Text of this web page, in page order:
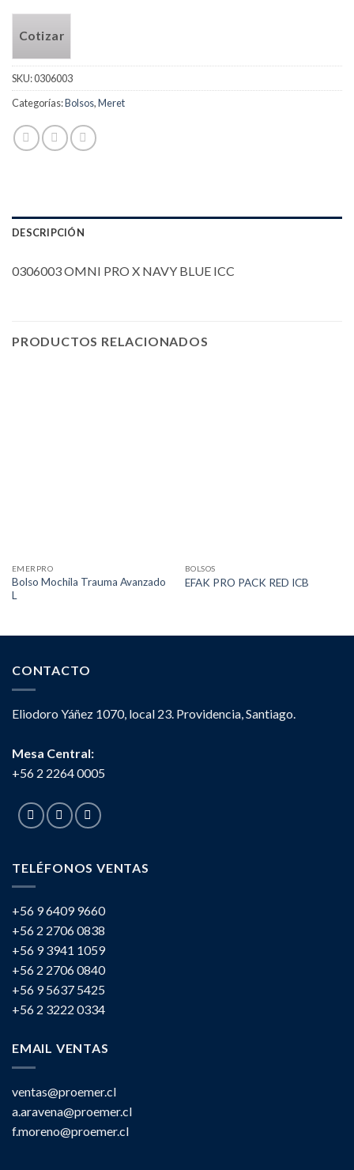
Cotizar
SKU:0306003
Categorías:Bolsos,Meret
DESCRIPCIÓN
0306003 OMNI PRO X NAVY BLUE ICC
PRODUCTOS RELACIONADOS
EMERPRO
Bolso Mochila Trauma Avanzado
L
BOLSOS
EFAK PRO PACK RED ICB
CONTACTO
Eliodoro Yáñez 1070, local 23. Providencia, Santiago.
Mesa Central:
+56 2 2264 0005
TELÉFONOS VENTAS
+56 9 6409 9660
+56 2 2706 0838
+56 9 3941 1059
+56 2 2706 0840
+56 9 5637 5425
+56 2 3222 0334
EMAIL VENTAS
ventas@proemer.cl
a.aravena@proemer.cl
f.moreno@proemer.cl